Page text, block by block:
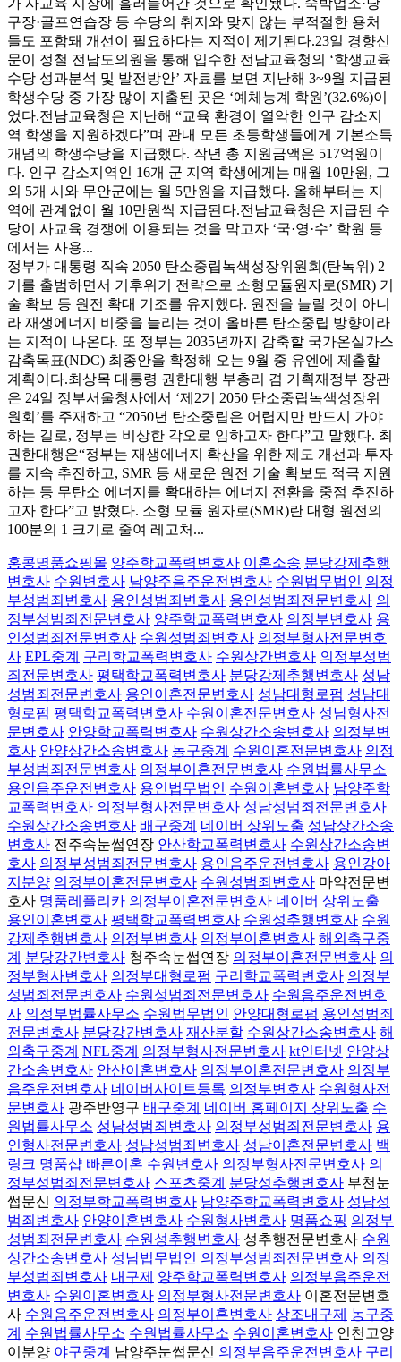
가 사교육 시장에 흘러들어간 것으로 확인됐다. 숙박업소·당
구장·골프연습장 등 수당의 취지와 맞지 않는 부적절한 용처
들도 포함돼 개선이 필요하다는 지적이 제기된다.23일 경향신
문이 정철 전남도의원을 통해 입수한 전남교육청의 ‘학생교육
수당 성과분석 및 발전방안’ 자료를 보면 지난해 3~9월 지급된
학생수당 중 가장 많이 지출된 곳은 ‘예체능계 학원’(32.6%)이
었다.전남교육청은 지난해 “교육 환경이 열악한 인구 감소지
역 학생을 지원하겠다”며 관내 모든 초등학생들에게 기본소득
개념의 학생수당을 지급했다. 작년 총 지원금액은 517억원이
다. 인구 감소지역인 16개 군 지역 학생에게는 매월 10만원, 그
외 5개 시와 무안군에는 월 5만원을 지급했다. 올해부터는 지
역에 관계없이 월 10만원씩 지급된다.전남교육청은 지급된 수
당이 사교육 경쟁에 이용되는 것을 막고자 ‘국·영·수’ 학원 등
에서는 사용...
정부가 대통령 직속 2050 탄소중립녹색성장위원회(탄녹위) 2
기를 출범하면서 기후위기 전략으로 소형모듈원자로(SMR) 기
술 확보 등 원전 확대 기조를 유지했다. 원전을 늘릴 것이 아니
라 재생에너지 비중을 늘리는 것이 올바른 탄소중립 방향이라
는 지적이 나온다. 또 정부는 2035년까지 감축할 국가온실가스
감축목표(NDC) 최종안을 확정해 오는 9월 중 유엔에 제출할
계획이다.최상목 대통령 권한대행 부총리 겸 기획재정부 장관
은 24일 정부서울청사에서 ‘제2기 2050 탄소중립녹색성장위
원회’를 주재하고 “2050년 탄소중립은 어렵지만 반드시 가야
하는 길로, 정부는 비상한 각오로 임하고자 한다”고 말했다. 최
권한대행은“정부는 재생에너지 확산을 위한 제도 개선과 투자
를 지속 추진하고, SMR 등 새로운 원전 기술 확보도 적극 지원
하는 등 무탄소 에너지를 확대하는 에너지 전환을 중점 추진하
고자 한다”고 밝혔다. 소형 모듈 원자로(SMR)란 대형 원전의
100분의 1 크기로 줄여 레고처...
홍콩명품쇼핑몰 양주학교폭력변호사 이혼소송 분당강제추행
변호사 수원변호사 남양주음주운전변호사 수원법무법인 의정
부성범죄변호사 용인성범죄변호사 용인성범죄전문변호사 의
정부성범죄전문변호사 양주학교폭력변호사 의정부변호사 용
인성범죄전문변호사 수원성범죄변호사 의정부형사전문변호
사 EPL중계 구리학교폭력변호사 수원상간변호사 의정부성범
죄전문변호사 평택학교폭력변호사 분당강제추행변호사 성남
성범죄전문변호사 용인이혼전문변호사 성남대형로펌 성남대
형로펌 평택학교폭력변호사 수원이혼전문변호사 성남형사전
문변호사 안양학교폭력변호사 수원상간소송변호사 의정부변
호사 안양상간소송변호사 농구중계 수원이혼전문변호사 의정
부성범죄전문변호사 의정부이혼전문변호사 수원법률사무소
용인음주운전변호사 용인법무법인 수원이혼변호사 남양주학
교폭력변호사 의정부형사전문변호사 성남성범죄전문변호사
수원상간소송변호사 배구중계 네이버 상위노출 성남상간소송
변호사 전주속눈썹연장 안산학교폭력변호사 수원상간소송변
호사 의정부성범죄전문변호사 용인음주운전변호사 용인강아
지분양 의정부이혼전문변호사 수원성범죄변호사 마약전문변
호사 명품레플리카 의정부이혼전문변호사 네이버 상위노출
용인이혼변호사 평택학교폭력변호사 수원성추행변호사 수원
강제추행변호사 의정부변호사 의정부이혼변호사 해외축구중
계 분당강간변호사 청주속눈썹연장 의정부이혼전문변호사 의
정부형사변호사 의정부대형로펌 구리학교폭력변호사 의정부
성범죄전문변호사 수원성범죄전문변호사 수원음주운전변호
사 의정부법률사무소 수원법무법인 안양대형로펌 용인성범죄
전문변호사 분당강간변호사 재산분할 수원상간소송변호사 해
외축구중계 NFL중계 의정부형사전문변호사 kt인터넷 안양상
간소송변호사 안산이혼변호사 의정부이혼전문변호사 의정부
음주운전변호사 네이버사이트등록 의정부변호사 수원형사전
문변호사 광주반영구 배구중계 네이버 홈페이지 상위노출 수
원법률사무소 성남성범죄변호사 의정부성범죄전문변호사 용
인형사전문변호사 성남성범죄변호사 성남이혼전문변호사 백
링크 명품샵 빠른이혼 수원변호사 의정부형사전문변호사 의
정부성범죄전문변호사 스포츠중계 분당성추행변호사 부천눈
썹문신 의정부학교폭력변호사 남양주학교폭력변호사 성남성
범죄변호사 안양이혼변호사 수원형사변호사 명품쇼핑 의정부
성범죄전문변호사 수원성추행변호사 성추행전문변호사 수원
상간소송변호사 성남법무법인 의정부성범죄전문변호사 의정
부성범죄변호사 내구제 양주학교폭력변호사 의정부음주운전
변호사 수원이혼변호사 의정부형사전문변호사 이혼전문변호
사 수원음주운전변호사 의정부이혼변호사 상조내구제 농구중
계 수원법률사무소 수원법률사무소 수원이혼변호사 인천고양
이분양 야구중계 남양주눈썹문신 의정부음주운전변호사 구리